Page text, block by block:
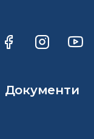
Документи